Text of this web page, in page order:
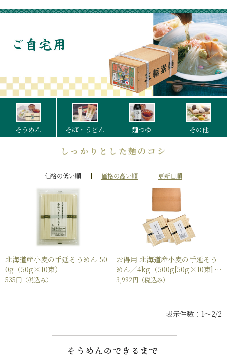
そうめん そば・うどん 麺つゆ その他
しっかりとした麺のコシ
価格の低い順 価格の高い順 更新日順
北海道産小麦の手延そうめん 50
0g（50g×10束）
535円 （税込み）
お得用 北海道産小麦の手延そう
めん／4kg（500g[50g×10束]×
8袋）小袋タイプ【長崎県指定工
3,992円 （税込み）
表示件数：1～2/2